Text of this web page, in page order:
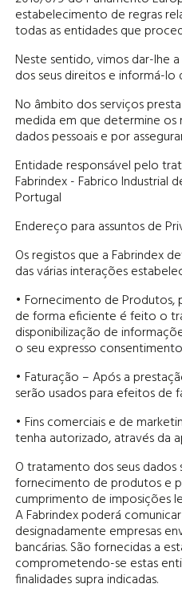
estabelecimento de regras
todas as entidades que
Neste sentido, vimos dar-lhe
dos seus direitos e informá-
No âmbito dos serviços
medida em que determine
dados pessoais e por
Entidade responsável pelo
Fabrindex - Fabrico Industrial
Portugal
Endereço para assuntos de
Os registos que a Fabrindex
das várias interações
• Fornecimento de Produtos,
de forma eficiente é feito o
disponibilização de
o seu expresso
• Faturação – Após a
serão usados para efeitos de
• Fins comerciais e de
tenha autorizado, através da
O tratamento dos seus
fornecimento de produtos e
cumprimento de imposições
A Fabrindex poderá
designadamente empresas
bancárias. São fornecidas a
comprometendo-se estas
finalidades supra indicadas.